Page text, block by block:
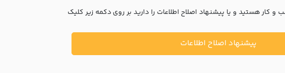
کار هستید و یا پیشنهاد اصلاح اطلاعات را دارید بر روی دکمه زیر کلیک
پیشنهاد اصلاح اطلاعات